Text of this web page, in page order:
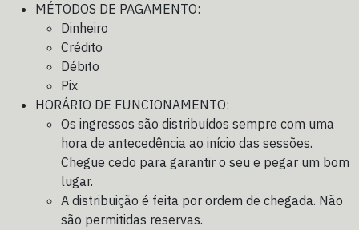
MÉTODOS DE PAGAMENTO:
Dinheiro
Crédito
Débito
Pix
HORÁRIO DE FUNCIONAMENTO:
Os ingressos são distribuídos sempre com uma
hora de antecedência ao início das sessões.
Chegue cedo para garantir o seu e pegar um bom
lugar.
A distribuição é feita por ordem de chegada. Não
são permitidas reservas.